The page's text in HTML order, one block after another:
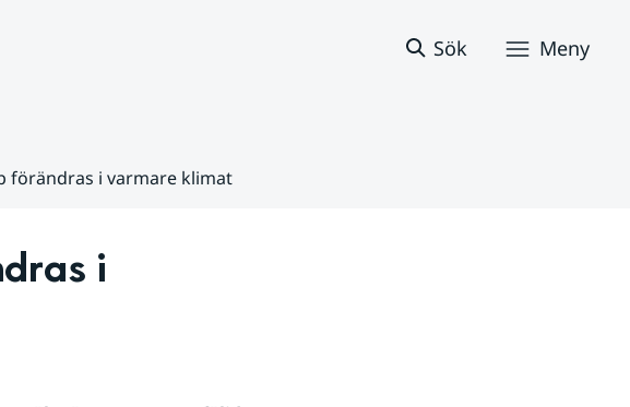
Sök Meny
förändras i varmare klimat
i